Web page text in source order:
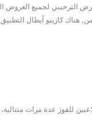
الترحيبي لجميع العروض
للفوز عدة مرات